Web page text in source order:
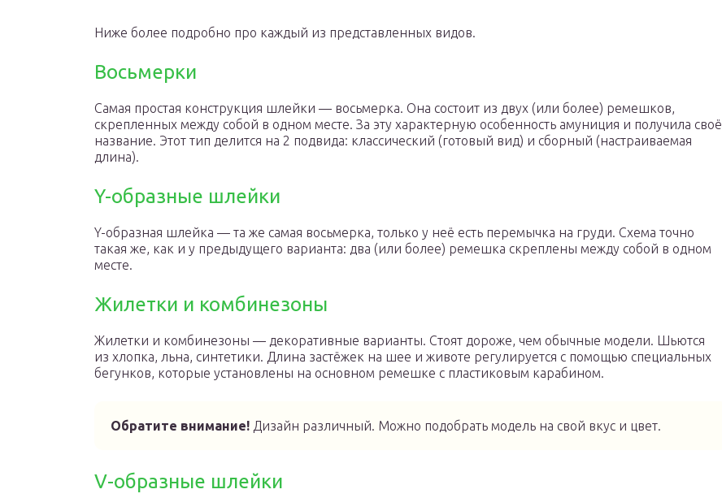
Ниже более подробно про каждый из представленных видов.
Восьмерки
Самая простая конструкция шлейки — восьмерка. Она состоит из двух (или более) ремешков,
скрепленных между собой в одном месте. За эту характерную особенность амуниция и получила своё
название. Этот тип делится на 2 подвида: классический (готовый вид) и сборный (настраиваемая
длина).
Y-образные шлейки
Y-образная шлейка — та же самая восьмерка, только у неё есть перемычка на груди. Схема точно
такая же, как и у предыдущего варианта: два (или более) ремешка скреплены между собой в одном
месте.
Жилетки и комбинезоны
Жилетки и комбинезоны — декоративные варианты. Стоят дороже, чем обычные модели. Шьются
из хлопка, льна, синтетики. Длина застёжек на шее и животе регулируется с помощью специальных
бегунков, которые установлены на основном ремешке с пластиковым карабином.
Обратите внимание! Дизайн различный. Можно подобрать модель на свой вкус и цвет.
V-образные шлейки